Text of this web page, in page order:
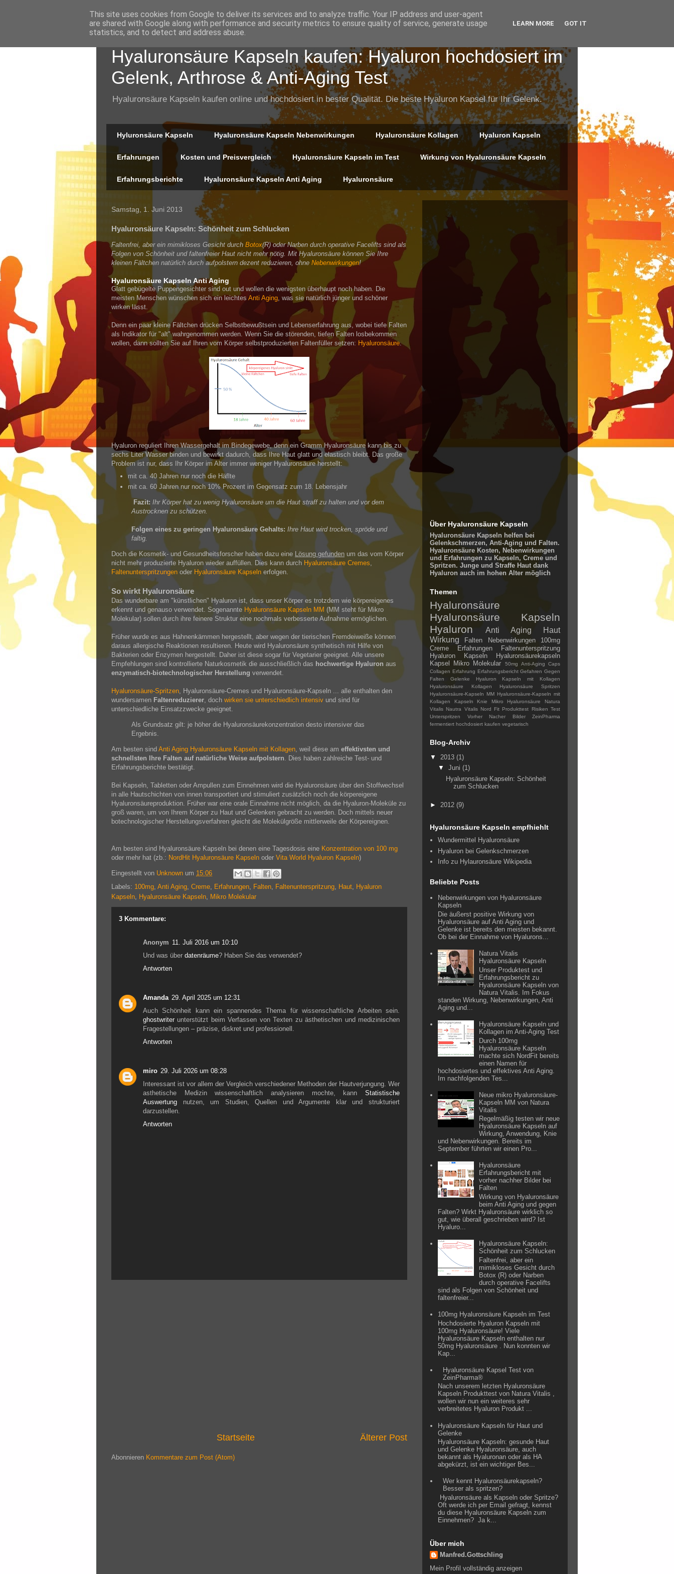
Hyaluronsäure Kapseln kaufen: Hyaluron hochdosiert im
Gelenk, Arthrose & Anti-Aging Test
Hyaluronsäure Kapseln kaufen online und hochdosiert in bester Qualität. Die beste Hyaluron Kapsel für Ihr Gelenk.
Hyluronsäure Kapseln Hyaluronsäure Kapseln Nebenwirkungen Hyaluronsäure Kollagen Hyaluron Kapseln
Erfahrungen Kosten und Preisvergleich Hyaluronsäure Kapseln im Test Wirkung von Hyaluronsäure Kapseln
Erfahrungsberichte Hyaluronsäure Kapseln Anti Aging Hyaluronsäure
Samstag, 1. Juni 2013
Hyaluronsäure Kapseln: Schönheit zum Schlucken
Faltenfrei, aber ein mimikloses Gesicht durch Botox(R) oder Narben durch operative Facelifts sind als
Folgen von Schönheit und faltenfreier Haut nicht mehr nötig. Mit Hyaluronsäure können Sie Ihre
kleinen Fältchen natürlich durch aufpolstern dezent reduzieren, ohne Nebenwirkungen!
Hyaluronsäure Kapseln Anti Aging
Glatt gebügelte Puppengesichter sind out und wollen die wenigsten überhaupt noch haben. Die
meisten Menschen wünschen sich ein leichtes Anti Aging, was sie natürlich jünger und schöner
wirken lässt.
Denn ein paar kleine Fältchen drücken Selbstbewußtsein und Lebenserfahrung aus, wobei tiefe Falten
als Indikator für "alt" wahrgenommen werden. Wenn Sie die störenden, tiefen Falten losbekommen
wollen, dann sollten Sie auf Ihren vom Körper selbstproduzierten Faltenfüller setzen: Hyaluronsäure.
Hyaluron reguliert Ihren Wassergehalt im Bindegewebe, denn ein Gramm Hyaluronsäure kann bis zu
sechs Liter Wasser binden und bewirkt dadurch, dass Ihre Haut glatt und elastisch bleibt. Das große
Problem ist nur, dass Ihr Körper im Alter immer weniger Hyaluronsäure herstellt:
mit ca. 40 Jahren nur noch die Häflte
mit ca. 60 Jahren nur noch 10% Prozent im Gegensatz zum 18. Lebensjahr
Fazit: Ihr Körper hat zu wenig Hyaluronsäure um die Haut straff zu halten und vor dem
Austrocknen zu schützen.
Folgen eines zu geringen Hyaluronsäure Gehalts: Ihre Haut wird trocken, spröde und
faltig.
Doch die Kosmetik- und Gesundheitsforscher haben dazu eine Lösung gefunden um das vom Körper
nicht mehr produzierte Hyaluron wieder auffüllen. Dies kann durch Hyaluronsäure Cremes
Faltenunterspritzungen oder Hyaluronsäure Kapseln erfolgen.
So wirkt Hyaluronsäure
Das wunderbare am "künstlichen" Hyaluron ist, dass unser Körper es trotzdem wie körpereigenes
erkennt und genauso verwendet. Sogenannte Hyaluronsäure Kapseln MM (MM steht für Mikro
Molekular) sollen durch ihre feinere Struktur eine nochmals verbesserte Aufnahme ermöglichen.
Früher wurde es aus Hahnenkämmen hergestellt, aber wegen der tierischen Fremdeiweiße können
daraus allergische Reaktionen resultieren. Heute wird Hyaluronsäure synthetisch mit Hilfe von
Bakterien oder Enzymen hergestellt. Daher ist diese sogar für Vegetarier geeignet. Alle unsere
Empfehlungen sind kontrollierte Naturkosmetik die ausschließlich das hochwertige Hyaluron aus
enzymatisch-biotechnologischer Herstellung verwendet.
Hyaluronsäure-Spritzen , Hyaluronsäure-Cremes und Hyaluronsäure-Kapseln ... alle enthalten den
wundersamen Faltenreduzierer , doch wirken sie unterschiedlich intensiv und sind für
unterschiedliche Einsatzzwecke geeignet.
Als Grundsatz gilt: je höher die Hyaluronsäurekonzentration desto intensiver das
Ergebnis.
Am besten sind Anti Aging Hyaluronsäure Kapseln mit Kollagen , weil diese am effektivsten und
schnellsten Ihre Falten auf natürliche Weise aufpolstern . Dies haben zahlreiche Test- und
Erfahrungsberichte bestätigt.
Bei Kapseln, Tabletten oder Ampullen zum Einnehmen wird die Hyaluronsäure über den Stoffwechsel
in alle Hautschichten von innen transportiert und stimuliert zusätzlich noch die körpereigene
Hyaluronsäureproduktion. Früher war eine orale Einnahme nicht möglich, da die Hyaluron-Moleküle zu
groß waren, um von Ihrem Körper zu Haut und Gelenken gebracht zu werden. Doch mittels neuer
botechnologischer Herstellungsverfahren gleicht die Molekülgröße mittlerweile der Körpereignen.
Am besten sind Hyaluronsäure Kapseln bei denen eine Tagesdosis eine Konzentration von 100 mg
oder mehr hat (zb.: NordHit Hyaluronsäure Kapseln oder Vita World Hyaluron Kapseln)
Eingestellt von Unknown um 15:06
Labels: 100mg Anti Aging Creme Erfahrungen Falten Faltenunterspritzung Haut
Hyaluron
Kapseln
Hyaluronsäure Kapseln Mikro Molekular
3 Kommentare:
Anonym 11. Juli 2016 um 10:10
Und was über datenräume? Haben Sie das verwendet?
Antworten
Amanda 29. April 2025 um 12:31
Auch Schönheit kann ein spannendes Thema für wissenschaftliche Arbeiten sein.
ghostwriter unterstützt beim Verfassen von Texten zu ästhetischen und medizinischen
Fragestellungen – präzise, diskret und professionell.
Antworten
miro 29. Juli 2026 um 08:28
Interessant ist vor allem der Vergleich verschiedener Methoden der Hautverjungung. Wer
asthetische Medizin wissenschaftlich analysieren mochte, kann Statistische
Auswertung nutzen, um Studien, Quellen und Argumente klar und strukturiert
darzustellen.
Antworten
Älterer Post
Startseite
Abonnieren Kommentare zum Post (Atom)
Über Hyaluronsäure Kapseln
Hyaluronsäure Kapseln helfen bei
Gelenkschmerzen, Anti-Aging und Falten.
Hyaluronsäure Kosten, Nebenwirkungen
und Erfahrungen zu Kapseln, Creme und
Spritzen. Junge und Straffe Haut dank
Hyaluron auch im hohen Alter möglich
Themen
Hyaluronsäure
Hyaluronsäure Kapseln
Hyaluron
Anti Aging
Haut
Wirkung
Falten Nebenwirkungen
100mg
Creme
Erfahrungen
Faltenunterspritzung
Hyaluron Kapseln
Hyaluronsäurekapseln
Kapsel
Mikro Molekular 50mg Anti-Aging
Caps
Collagen Erfahrung Erfahrungsbericht Gefahren Gegen
Falten
Gelenke
Hyaluron Kapseln mit Kollagen
Hyaluronsäure Kollagen
Hyaluronsäure Spritzen
Hyaluronsäure-Kapseln MM Hyaluronsäure-Kapseln mit
Kollagen
Kapseln Knie Mikro Hyaluronsäure
Natura
Vitalis Nautra Vitalis Nord Fit Produkttest Risiken Test
Unterspritzen
Vorher Nacher Bilder
ZeinPharma
fermentiert hochdosiert kaufen vegetarisch
Blog-Archiv
▼ 2013 (1)
▼ Juni (1)
Hyaluronsäure Kapseln: Schönheit
zum Schlucken
► 2012 (9)
Hyaluronsäure Kapseln empfhiehlt
Wundermittel Hyaluronsäure
Hyaluron bei Gelenkschmerzen
Info zu Hylauronsäure Wikipedia
Beliebte Posts
Nebenwirkungen von Hyaluronsäure
Kapseln
Die äußerst positive Wirkung von
Hyaluronsäure auf Anti Aging und
Gelenke ist bereits den meisten bekannt.
Ob bei der Einnahme von Hyalurons...
Natura Vitalis
Hyaluronsäure Kapseln
Unser Produktest und
Erfahrungsbericht zu
Hyaluronsäure Kapseln von
Natura Vitalis. Im Fokus
standen Wirkung, Nebenwirkungen, Anti
Aging und...
Hyaluronsäure Kapseln und
Kollagen im Anti-Aging Test
Durch 100mg
Hyaluronsäure Kapseln
machte sich NordFit bereits
einen Namen für
hochdosiertes und effektives Anti Aging.
Im nachfolgenden Tes...
Neue mikro Hyaluronsäure-
Kapseln MM von Natura
Vitalis
Regelmäßig testen wir neue
Hyaluronsäure Kapseln auf
Wirkung, Anwendung, Knie
und Nebenwirkungen. Bereits im
September führten wir einen Pro...
Hyaluronsäure
Erfahrungsbericht mit
vorher nachher Bilder bei
Falten
Wirkung von Hyaluronsäure
beim Anti Aging und gegen
Falten? Wirkt Hyaluronsäure wirklich so
gut, wie überall geschrieben wird? Ist
Hyaluro...
Hyaluronsäure Kapseln:
Schönheit zum Schlucken
Faltenfrei, aber ein
mimikloses Gesicht durch
Botox (R) oder Narben
durch operative Facelifts
sind als Folgen von Schönheit und
faltenfreier...
100mg Hyaluronsäure Kapseln im Test
Hochdosierte Hyaluron Kapseln mit
100mg Hyaluronsäure! Viele
Hyaluronsäure Kapseln enthalten nur
50mg Hyaluronsäure . Nun konnten wir
Kap...
Hyaluronsäure Kapsel Test von
ZeinPharma®
Nach unserem letzten Hyaluronsäure
Kapseln Produkttest von Natura Vitalis ,
wollen wir nun ein weiteres sehr
verbreitetes Hyaluron Produkt ...
Hyaluronsäure Kapseln für Haut und
Gelenke
Hyaluronsäure Kapseln: gesunde Haut
und Gelenke Hyaluronsäure, auch
bekannt als Hyaluronan oder als HA
abgekürzt, ist ein wichtiger Bes...
Wer kennt Hyaluronsäurekapseln?
Besser als spritzen?
Hyaluronsäure als Kapseln oder Spritze?
Oft werde ich per Email gefragt, kennst
du diese Hyaluronsäure Kapseln zum
Einnehmen? Ja k...
Über mich
Manfred.Gottschling
Mein Profil vollständig anzeigen
This site uses cookies from Google to deliver its services and to analyze traffic. Your IP address and user-agent
are shared with Google along with performance and security metrics to ensure quality of service, generate usage
statistics, and to detect and address abuse.
LEARN MORE GOT IT